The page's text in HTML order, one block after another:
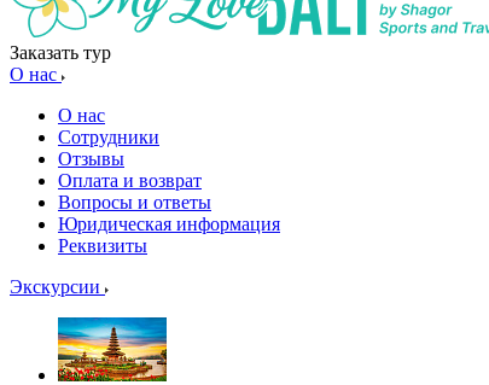
Заказать тур
О нас
О нас
Сотрудники
Отзывы
Оплата и возврат
Вопросы и ответы
Юридическая информация
Реквизиты
Экскурсии